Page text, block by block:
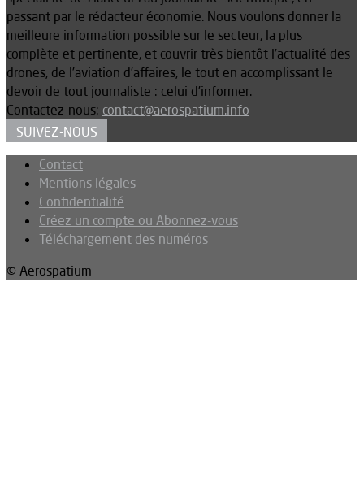
passant par le rédacteur économie. Nous voulons donner la
meilleure information possible sur le secteur, la plus
complète et pertinente, et couvrir très bientôt l’actualité des
drones, de l’aviation d’affaires, le tout en accomplissant le
devoir de tout journaliste : celui d’informer.
Contactez-nous: contact@aerospatium.info
SUIVEZ-NOUS
Contact
Mentions légales
Confidentialité
Créez un compte ou Abonnez-vous
Téléchargement des numéros
© Aerospatium